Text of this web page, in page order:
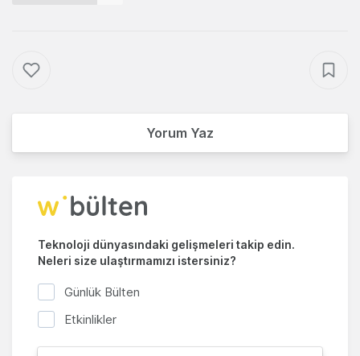
Yorum Yaz
Teknoloji dünyasındaki gelişmeleri takip edin.
Neleri size ulaştırmamızı istersiniz?
Günlük Bülten
Etkinlikler